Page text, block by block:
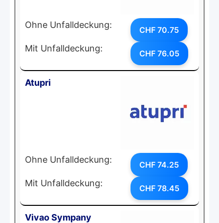
Ohne Unfalldeckung: CHF 70.75
Mit Unfalldeckung: CHF 76.05
Atupri
Ohne Unfalldeckung: CHF 74.25
Mit Unfalldeckung: CHF 78.45
Vivao Sympany